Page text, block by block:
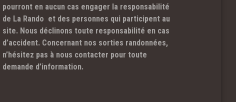
pourront en aucun cas engager la responsabilité
de La Rando et des personnes qui participent au
site. Nous déclinons toute responsabilité en cas
d’accident. Concernant nos sorties randonnées,
n’hésitez pas à nous contacter pour toute
demande d’information.